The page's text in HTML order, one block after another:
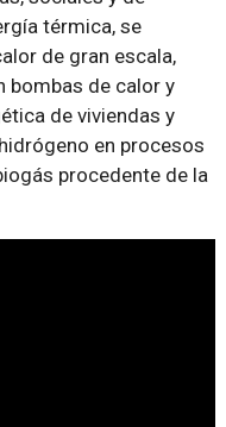
térmica, se
de gran escala,
bombas de calor y
de viviendas y
en procesos
procedente de la